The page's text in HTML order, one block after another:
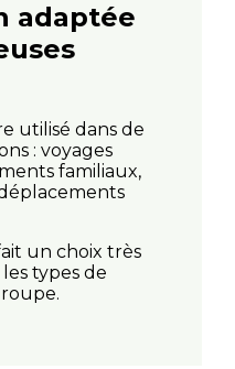
adaptée
utilisé dans de
: voyages
familiaux,
un choix très
types de